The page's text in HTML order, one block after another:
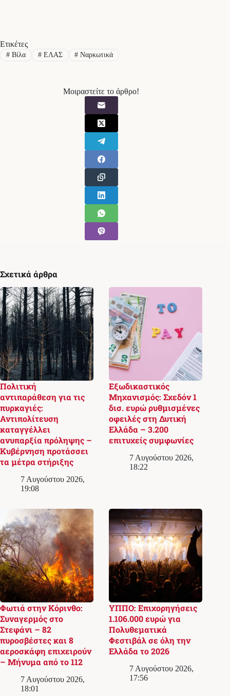
Ετικέτες
#Βίλα #ΕΛΑΣ # Ναρκωτικά
Μοιραστείτε το άρθρο!
Σχετικά άρθρα
Πολιτική
αντιπαράθεση για τις
πυρκαγιές:
Αντιπολίτευση
καταγγέλλει
ανυπαρξία πρόληψης –
Κυβέρνηση προτάσσει
τα μέτρα στήριξης
7 Αυγούστου 2026,
19:08
Εξωδικαστικός
Μηχανισμός: Σχεδόν 1
δισ. ευρώ ρυθμισμένες
οφειλές στη Δυτική
Ελλάδα – 3.200
επιτυχείς συμφωνίες
7 Αυγούστου 2026,
18:22
Φωτιά στην Κόρινθο:
Συναγερμός στο
Στεφάνι – 82
πυροσβέστες και 8
αεροσκάφη επιχειρούν
– Μήνυμα από το 112
7 Αυγούστου 2026,
18:01
ΥΠΠΟ: Επιχορηγήσεις
1.106.000 ευρώ για
Πολυθεματικά
Φεστιβάλ σε όλη την
Ελλάδα το 2026
7 Αυγούστου 2026,
17:56